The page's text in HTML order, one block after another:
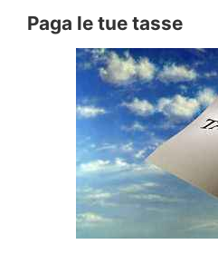
Paga le tue tasse